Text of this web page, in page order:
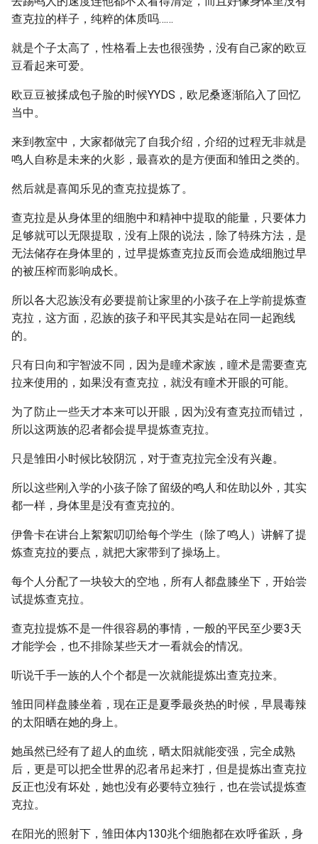
查克拉的样子，纯粹的体质吗……
就是个子太高了，性格看上去也很强势，没有自己家的欧豆
豆看起来可爱。
欧豆豆被揉成包子脸的时候YYDS，欧尼桑逐渐陷入了回忆
当中。
来到教室中，大家都做完了自我介绍，介绍的过程无非就是
鸣人自称是未来的火影，最喜欢的是方便面和雏田之类的。
然后就是喜闻乐见的查克拉提炼了。
查克拉是从身体里的细胞中和精神中提取的能量，只要体力
足够就可以无限提取，没有上限的说法，除了特殊方法，是
无法储存在身体里的，过早提炼查克拉反而会造成细胞过早
的被压榨而影响成长。
所以各大忍族没有必要提前让家里的小孩子在上学前提炼查
克拉，这方面，忍族的孩子和平民其实是站在同一起跑线
的。
只有日向和宇智波不同，因为是瞳术家族，瞳术是需要查克
拉来使用的，如果没有查克拉，就没有瞳术开眼的可能。
为了防止一些天才本来可以开眼，因为没有查克拉而错过，
所以这两族的忍者都会提早提炼查克拉。
只是雏田小时候比较阴沉，对于查克拉完全没有兴趣。
所以这些刚入学的小孩子除了留级的鸣人和佐助以外，其实
都一样，身体里是没有查克拉的。
伊鲁卡在讲台上絮絮叨叨给每个学生（除了鸣人）讲解了提
炼查克拉的要点，就把大家带到了操场上。
每个人分配了一块较大的空地，所有人都盘膝坐下，开始尝
试提炼查克拉。
查克拉提炼不是一件很容易的事情，一般的平民至少要3天
才能学会，也不排除某些天才一看就会的情况。
听说千手一族的人个个都是一次就能提炼出查克拉来。
雏田同样盘膝坐着，现在正是夏季最炎热的时候，早晨毒辣
的太阳晒在她的身上。
她虽然已经有了超人的血统，晒太阳就能变强，完全成熟
后，更是可以把全世界的忍者吊起来打，但是提炼出查克拉
反正也没有坏处，她也没有必要特立独行，也在尝试提炼查
克拉。
在阳光的照射下，雏田体内130兆个细胞都在欢呼雀跃，身